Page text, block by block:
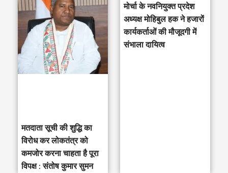
मतदाता सूची की शुद्धि का
विरोध कर लोकतंत्र को
कमजोर करना चाहता है पूरा
विपक्ष : संतोष कुमार सुमन
मोर्चा के नवनियुक्त प्रदेश
अध्यक्ष मोहिबुल हक ने हजारों
कार्यकर्ताओं की मौजूदगी में
संभाला दायित्व